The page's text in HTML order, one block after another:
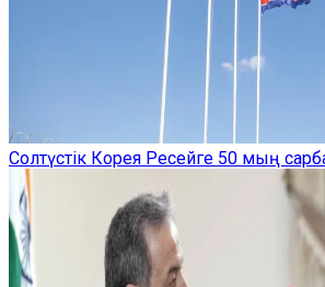
Солтүстік Корея Ресейге 50 мың